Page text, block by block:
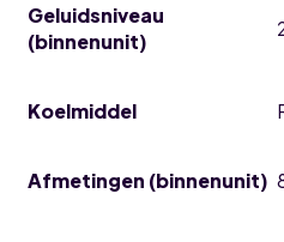
Geluidsniveau
(binnenunit)
Koelmiddel
Afmetingen (binnenunit)